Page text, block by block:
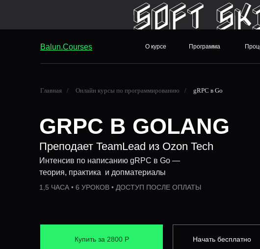
Balun.Courses Программа
О курсе
Главная / Онлайн курсы по программированию / gRPC в Go
GRPC В GOLANG
Преподает TeamLead из Ozon Tech
Интенсив по написанию gRPC в Go —
теория, практика и допматериалы
1,5 ЧАСА • 6 УРОКОВ • ДОСТУП ПОСЛЕ ОПЛАТЫ
Купить за 2800 Р Начать бесплатно